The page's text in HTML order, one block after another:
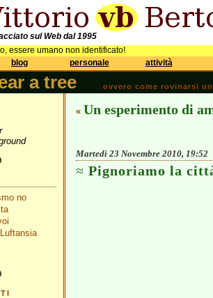
sul Web dal 1995
essere umano non identificato!
blog personale attività
a tree ovvero come rovinarsi
no
« Un esperimento di
Martedì 23 Novembre 2010, 19:52
Pignoriamo la